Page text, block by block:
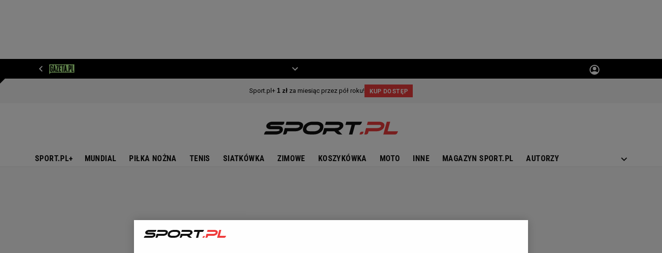
SPORT.PL+ MUNDIAL PIŁKA NOŻNA TENIS SIATKÓWKA ZIMOWE KOSZYKÓWKA MOTO INNE MAGAZYN SPORT.PL AUTORZY